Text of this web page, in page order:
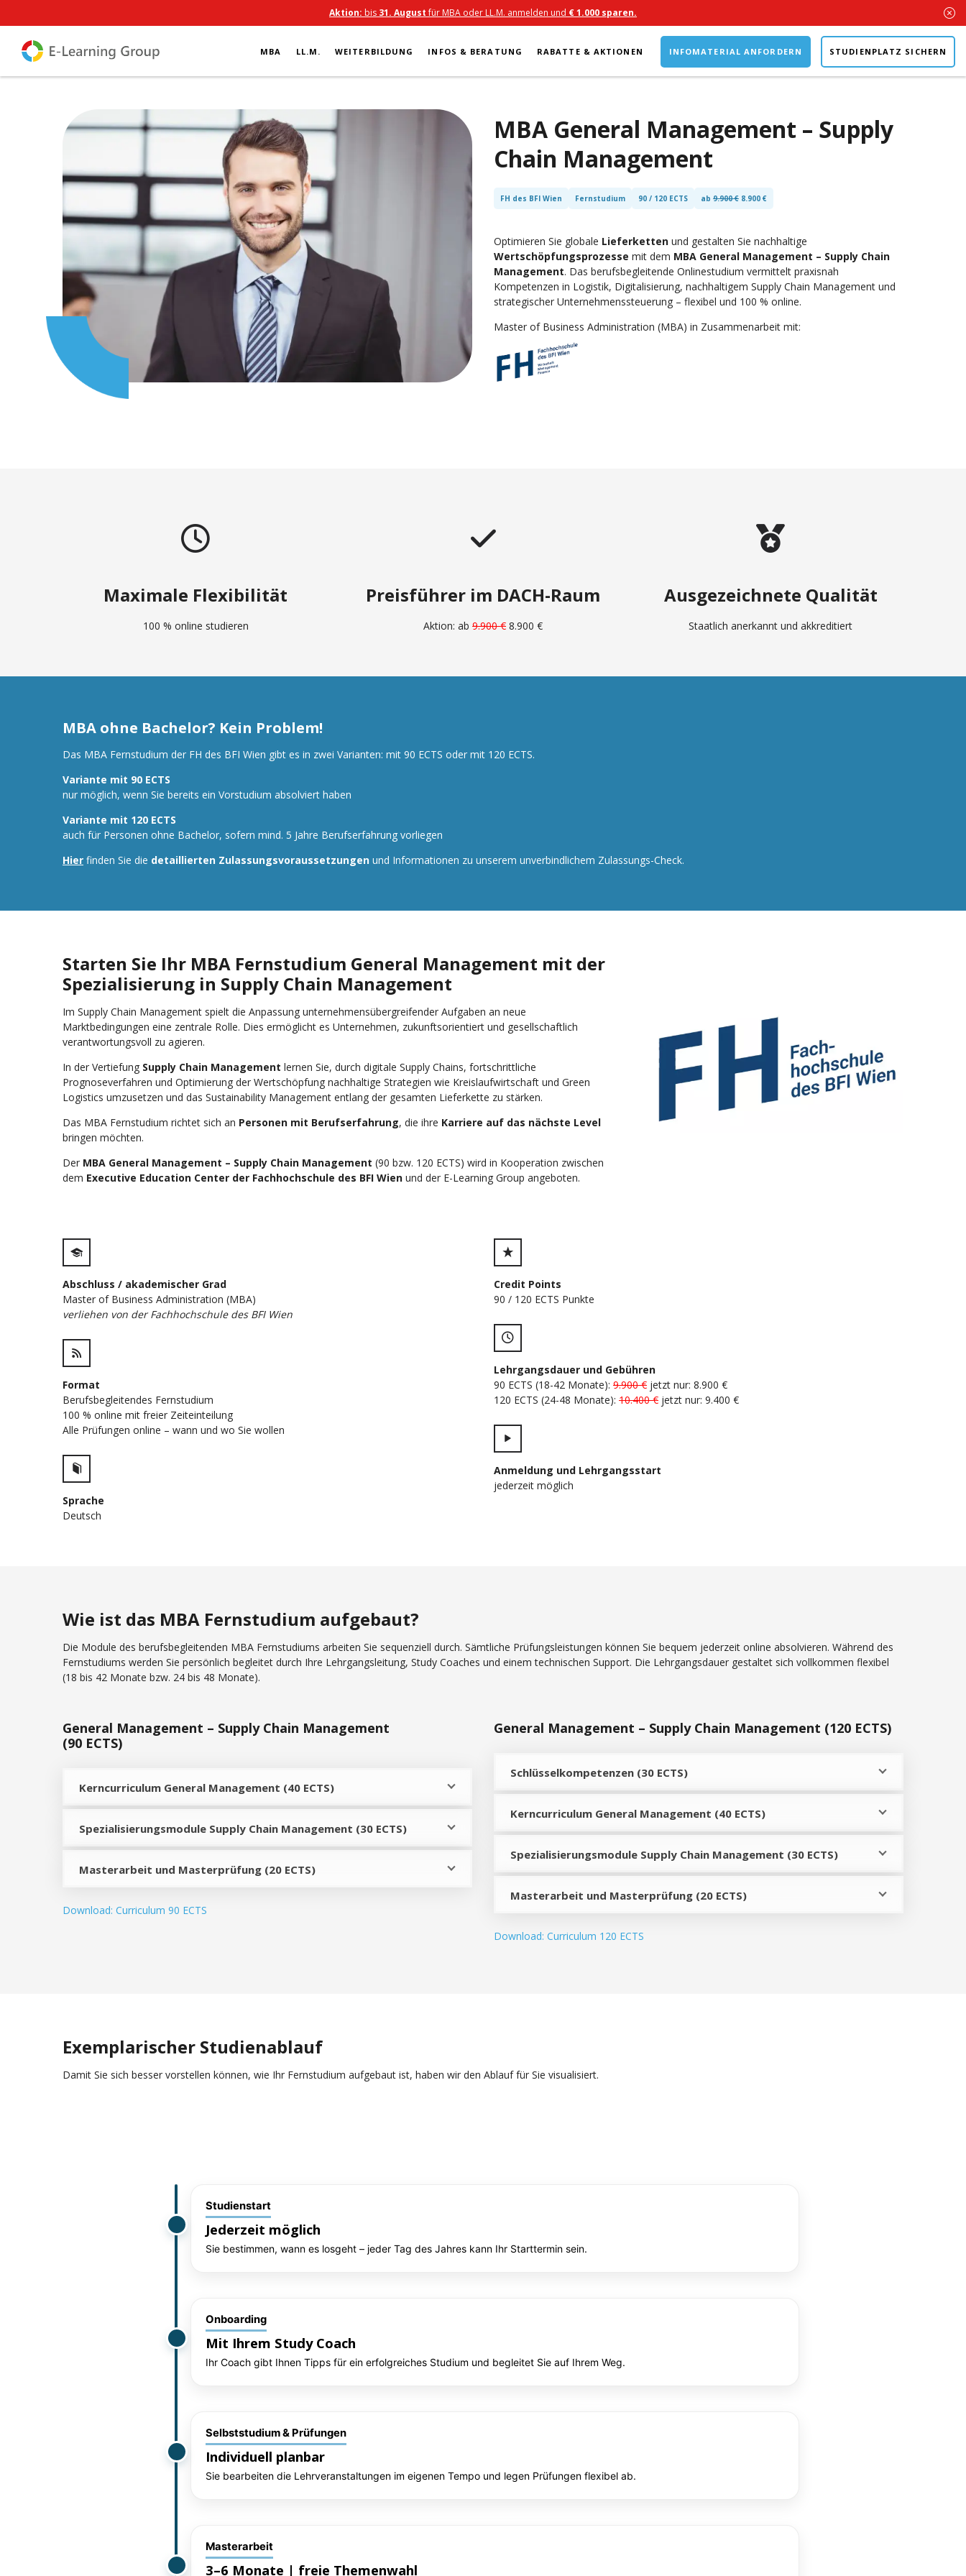
Aktion: bis 31. Augustfür MBA oder LL.M. anmelden und € 1.000 sparen.
MBA LL.M. WEITERBILDUNG INFOS & BERATUNG RABATTE & AKTIONEN INFOMATERIAL ANFORDERN STUDIENPLATZ SICHERN
MBA General Management – Supply
Chain Management
FH des BFI Wien Fernstudium 90 / 120 ECTS ab 9.900 € 8.900 €
Optimieren Sie globale Lieferketten und gestalten Sie nachhaltige
Wertschöpfungsprozesse mit dem MBA General Management – Supply Chain
Management. Das berufsbegleitende Onlinestudium vermittelt praxisnah
Kompetenzen in Logistik, Digitalisierung, nachhaltigem Supply Chain Management und
strategischer Unternehmenssteuerung – flexibel und 100 % online.
Master of Business Administration (MBA) in Zusammenarbeit mit:
Maximale Flexibilität
100 % online studieren
Preisführer im DACH-Raum
Aktion: ab 9.900 € 8.900 €
Ausgezeichnete Qualität
Staatlich anerkannt und akkreditiert
MBA ohne Bachelor? Kein Problem!
Das MBA Fernstudium der FH des BFI Wien gibt es in zwei Varianten: mit 90 ECTS oder mit 120 ECTS.
Variante mit 90 ECTS
nur möglich, wenn Sie bereits ein Vorstudium absolviert haben
Variante mit 120 ECTS
auch für Personen ohne Bachelor, sofern mind. 5 Jahre Berufserfahrung vorliegen
Hier finden Sie die detaillierten Zulassungsvoraussetzungen und Informationen zu unserem unverbindlichem Zulassungs-Check.
Starten Sie Ihr MBA Fernstudium General Management mit der
Spezialisierung in Supply Chain Management
Im Supply Chain Management spielt die Anpassung unternehmensübergreifender Aufgaben an neue
Marktbedingungen eine zentrale Rolle. Dies ermöglicht es Unternehmen, zukunftsorientiert und gesellschaftlich
verantwortungsvoll zu agieren.
In der Vertiefung Supply Chain Management lernen Sie, durch digitale Supply Chains, fortschrittliche
Prognoseverfahren und Optimierung der Wertschöpfung nachhaltige Strategien wie Kreislaufwirtschaft und Green
Logistics umzusetzen und das Sustainability Management entlang der gesamten Lieferkette zu stärken.
Das MBA Fernstudium richtet sich an Personen mit Berufserfahrung, die ihre Karriere auf das nächste Level
bringen möchten.
Der MBA General Management – Supply Chain Management (90 bzw. 120 ECTS) wird in Kooperation zwischen
dem Executive Education Center der Fachhochschule des BFI Wien und der E-Learning Group angeboten.
Abschluss / akademischer Grad
Master of Business Administration (MBA)
verliehen von der Fachhochschule des BFI Wien
Format
Berufsbegleitendes Fernstudium
100 % online mit freier Zeiteinteilung
Alle Prüfungen online – wann und wo Sie wollen
Sprache
Deutsch
Credit Points
90 / 120 ECTS Punkte
Lehrgangsdauer und Gebühren
90 ECTS (18-42 Monate): 9.900 € jetzt nur: 8.900 €
120 ECTS (24-48 Monate): 10.400 € jetzt nur: 9.400 €
Anmeldung und Lehrgangsstart
jederzeit möglich
Wie ist das MBA Fernstudium aufgebaut?
Die Module des berufsbegleitenden MBA Fernstudiums arbeiten Sie sequenziell durch. Sämtliche Prüfungsleistungen können Sie bequem jederzeit online absolvieren. Während des
Fernstudiums werden Sie persönlich begleitet durch Ihre Lehrgangsleitung, Study Coaches und einem technischen Support. Die Lehrgangsdauer gestaltet sich vollkommen flexibel
(18 bis 42 Monate bzw. 24 bis 48 Monate).
General Management – Supply Chain Management
(90 ECTS)
Kerncurriculum General Management (40 ECTS)
Spezialisierungsmodule Supply Chain Management (30 ECTS)
Masterarbeit und Masterprüfung (20 ECTS)
Download: Curriculum 90 ECTS
General Management – Supply Chain Management (120 ECTS)
Schlüsselkompetenzen (30 ECTS)
Kerncurriculum General Management (40 ECTS)
Spezialisierungsmodule Supply Chain Management (30 ECTS)
Masterarbeit und Masterprüfung (20 ECTS)
Download: Curriculum 120 ECTS
Exemplarischer Studienablauf
Damit Sie sich besser vorstellen können, wie Ihr Fernstudium aufgebaut ist, haben wir den Ablauf für Sie visualisiert.
Studienstart
Jederzeit möglich
Sie bestimmen, wann es losgeht – jeder Tag des Jahres kann Ihr Starttermin sein.
Onboarding
Mit Ihrem Study Coach
Ihr Coach gibt Ihnen Tipps für ein erfolgreiches Studium und begleitet Sie auf Ihrem Weg.
Selbststudium & Prüfungen
Individuell planbar
Sie bearbeiten die Lehrveranstaltungen im eigenen Tempo und legen Prüfungen flexibel ab.
Masterarbeit
3–6 Monate | freie Themenwahl